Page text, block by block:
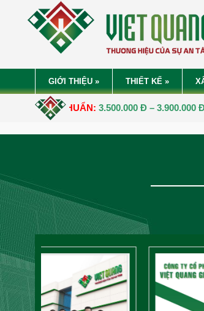
GIỚI THIỆU » THIẾT KẾ »
3.500.000 Đ – 3.900.000 Đ/M2.ĐƠN GIÁ